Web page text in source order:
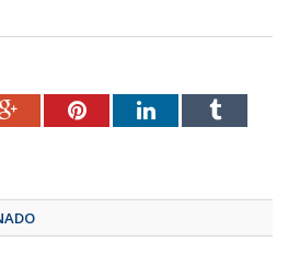
Google+Pinterest
LinkedIn